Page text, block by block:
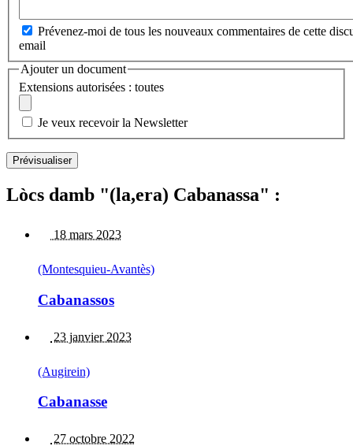
Prévenez-moi de tous les nouveaux commentaires de cette
email
Ajouter un document
Extensions autorisées : toutes
Je veux recevoir la Newsletter
Lòcs damb "(la,era) Cabanassa" :
18 mars 2023
(Montesquieu-Avantès)
Cabanassos
23 janvier 2023
(Augirein)
Cabanasse
27 octobre 2022